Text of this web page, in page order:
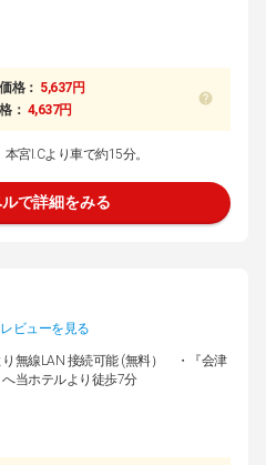
格： 5,637円
： 4,637円
宮I.Cより車で約15分。
で詳細をみる
レビューを見る
り無線LAN 接続可能 (無料） ・『会津
当ホテルより徒歩7分